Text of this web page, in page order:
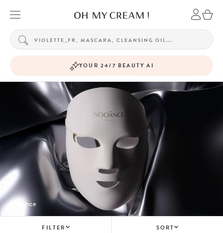
YOUR 24/7 BEAUTY AI
Nooance
FILTER SORT